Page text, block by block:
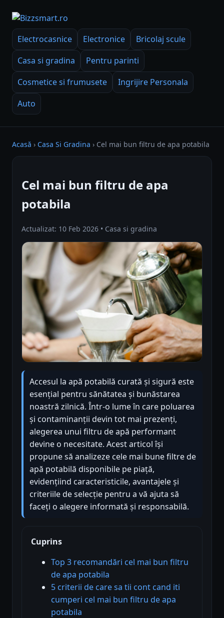
Electrocasnice Electronice
Bricolaj scule
Casa si gradina
Pentru parinti
Cosmetice si frumusete
Ingrijire Personala
Auto
Acasă › Casa Si Gradina › Cel mai bun filtru de apa potabila
Cel mai bun filtru de apa
potabila
Actualizat: 10 Feb 2026 • Casa si gradina
Accesul la apă potabilă curată și sigură este
esențial pentru sănătatea și bunăstarea
noastră zilnică. Într-o lume în care poluarea
și contaminanții devin tot mai prezenți,
alegerea unui filtru de apă performant
devine o necesitate. Acest articol își
propune să analizeze cele mai bune filtre de
apă potabilă disponibile pe piață,
evidențiind caracteristicile, avantajele și
criteriile de selecție pentru a vă ajuta să
faceți o alegere informată și responsabilă.
Cuprins
Top 3 recomandări cel mai bun filtru
de apa potabila
5 criterii de care sa tii cont cand iti
cumperi cel mai bun filtru de apa
potabila